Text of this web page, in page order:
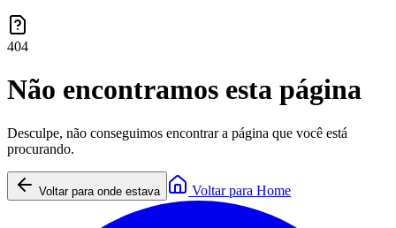
404
Não encontramos esta página
Desculpe, não conseguimos encontrar a página que você está
procurando.
Voltar para onde estava Voltar para Home